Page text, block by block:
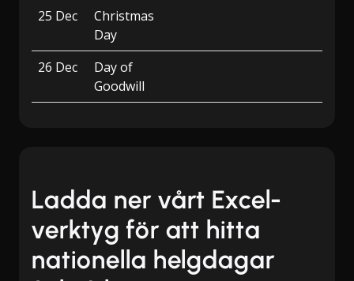
25 Dec
Christmas
Day
26 Dec
Day of
Goodwill
Ladda ner vårt Excel-
verktyg för att hitta
nationella helgdagar